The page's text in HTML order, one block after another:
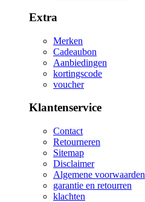
Extra
Merken
Cadeaubon
Aanbiedingen
kortingscode
voucher
Klantenservice
Contact
Retourneren
Sitemap
Disclaimer
Algemene voorwaarden
garantie en retourren
klachten